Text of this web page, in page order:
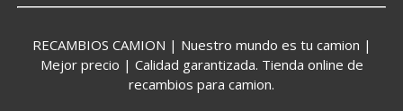
RECAMBIOS CAMION | Nuestro mundo es tu camion |
Mejor precio | Calidad garantizada. Tienda online de
recambios para camion.